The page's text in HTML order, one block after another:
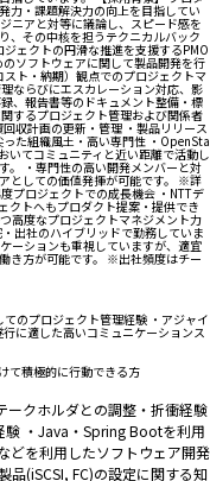
力・課題解決力の向上を目指してい
ニアと対等に議論し、スピード感を
、その中核を担うテクニカルバック
ェクトの円滑な推進を支援するPMO
ソフトウェアに関して製品開発を行
ト・納期）観点でのプロジェクトマ
ならびにエスカレーション対応、影
、報告書等のドキュメント整備・標
するプロジェクト管理および関係者
収計画の更新・管理 ・製品リリース
た組織風土・高い専門性 ・OpenSta
てコミュニティと近い距離で活動し
。 ・専門性の高い開発メンバーと対
としての価値発揮が可能です。 ※詳
プロジェクトでの成長機会 ・NTTデ
クトへもプロダクト提案・提供でき
高度なプロジェクトマネジメント力
出社のハイブリッドで勤務していま
ーションも重視していますが、適宜
き方が可能です。 ※出社頻度はチー
てのプロジェクト管理経験 ・アジャイ
に適した高いコミュニケーションス
て積極的に行動できる方
ークホルダとの調整・折衝経験
験 ・Java・Spring Bootを利用
どを利用したソフトウェア開発
品(iSCSI, FC)の設定に関する知